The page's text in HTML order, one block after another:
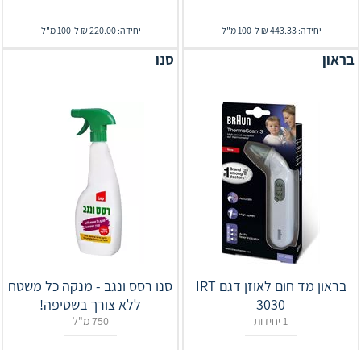
יחידה: 443.33 ₪ ל-100 מ"ל יחידה: 220.00 ₪ ל-100 מ"ל
בראון
‎בראון‎ ‎מד חום לאוזן דגם IRT
3030
1 יחידות
סנו
סנו רסס ונגב - מנקה כל משטח
ללא צורך בשטיפה!
750 מ"ל